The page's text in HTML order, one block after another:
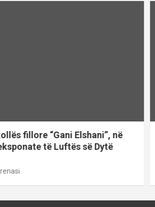
fillore “Gani Elshani”, në
të Luftës së Dytë